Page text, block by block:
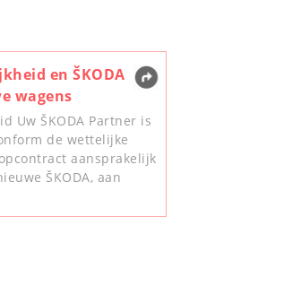
en ŠKODA
wagens
Uw ŠKODA Partner is
de wettelijke
aansprakelijk
ŠKODA, aan